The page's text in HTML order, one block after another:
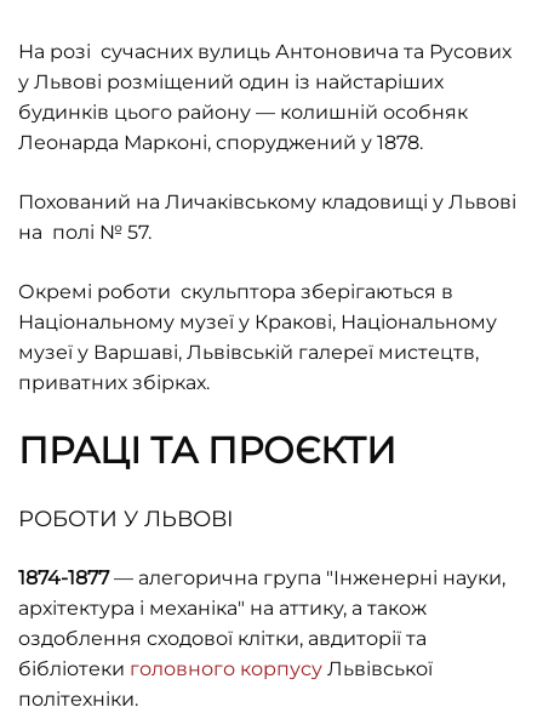
На розі сучасних вулиць Антоновича та Русових
у Львові розміщений один із найстаріших
будинків цього району — колишній особняк
Леонарда Марконі, споруджений у 1878.
Похований на Личаківському кладовищі у Львові
на полі № 57.
Окремі роботи скульптора зберігаються в
Національному музеї у Кракові, Національному
музеї у Варшаві, Львівській галереї мистецтв,
приватних збірках.
ПРАЦІ ТА ПРОЄКТИ
РОБОТИ У ЛЬВОВІ
1874-1877— алегорична група "Інженерні науки,
архітектура і механіка" на аттику, а також
оздоблення сходової клітки, авдиторії та
бібліотеки головного корпусу Львівської
політехніки.